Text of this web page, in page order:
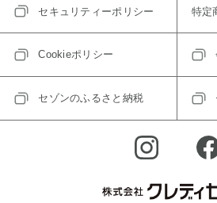
セキュリティーポリシー 特定
Cookieポリシー
セゾンのふるさと納税